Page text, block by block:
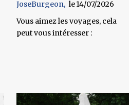
JoseBurgeon
14/07/2026
Vous aimez les voyages, cela
peut vous intéresser :